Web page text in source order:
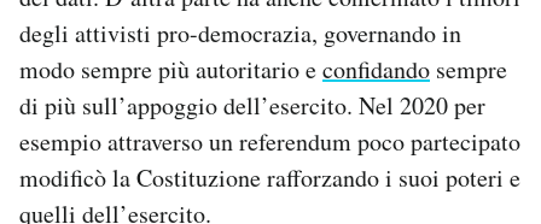
degli attivisti pro-democrazia, governando in
modo sempre più autoritario econfidando sempre
di più sull’appoggio dell’esercito. Nel 2020 per
esempio attraverso un referendum poco partecipato
modificò la Costituzione rafforzando i suoi poteri e
quelli dell’esercito.